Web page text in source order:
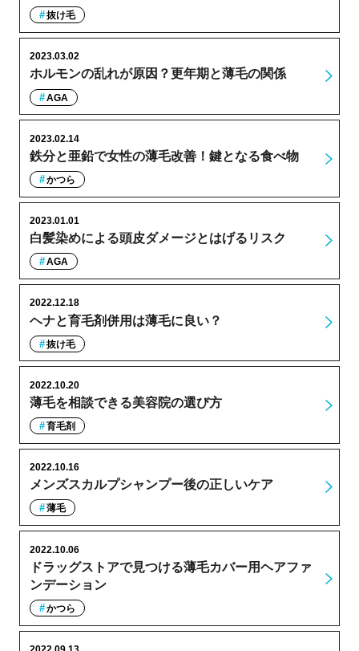
抜け毛
ホルモンの乱れが原因？更年期と薄毛の関係
2023.03.02
AGA
鉄分と亜鉛で女性の薄毛改善！鍵となる食べ物
2023.02.14
かつら
白髪染めによる頭皮ダメージとはげるリスク
2023.01.01
AGA
ヘナと育毛剤併用は薄毛に良い？
2022.12.18
抜け毛
薄毛を相談できる美容院の選び方
2022.10.20
育毛剤
メンズスカルプシャンプー後の正しいケア
2022.10.16
薄毛
ドラッグストアで見つける薄毛カバー用ヘアファ
ンデーション
2022.10.06
かつら